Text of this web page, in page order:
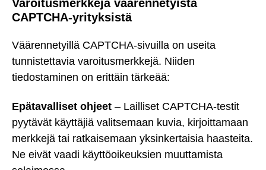
Varoitusmerkkejä väärennetyistä
CAPTCHA-yrityksistä
Väärennetyillä CAPTCHA-sivuilla on useita
tunnistettavia varoitusmerkkejä. Niiden
tiedostaminen on erittäin tärkeää:
Epätavalliset ohjeet – Lailliset CAPTCHA-testit
pyytävät käyttäjiä valitsemaan kuvia, kirjoittamaan
merkkejä tai ratkaisemaan yksinkertaisia haasteita.
Ne eivät vaadi käyttöoikeuksien muuttamista